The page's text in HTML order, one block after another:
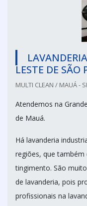
LESTE DE SÃO
MULTI CLEAN / MAUÁ -
Atendemos na
de Mauá.
Há lavanderia
regiões, que
tingimento. São
de lavanderia, pois
profissionais na